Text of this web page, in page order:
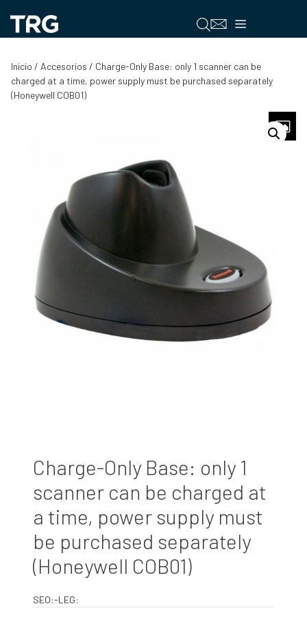
contenido
Menú
Inicio / Accesorios / Charge-Only Base: only 1 scanner can be
charged at a time, power supply must be purchased separately
(Honeywell COB01)
Charge-Only Base: only 1
scanner can be charged at
a time, power supply must
be purchased separately
(Honeywell COB01)
SEO:-LEG: